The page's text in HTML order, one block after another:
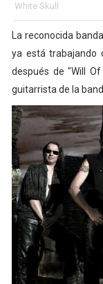
White Skull
La reconocida
ya está trabajando
después de "Will
guitarrista de la